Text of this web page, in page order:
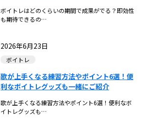
ボイトレはどのくらいの期間で成果がでる？即効性
も期待できるの…
2026年6月23日
ボイトレ
歌が上手くなる練習方法やポイント6選！便
利なボイトレグッズも一緒にご紹介
歌が上手くなる練習方法やポイント6選！便利なボ
イトレグッズも…